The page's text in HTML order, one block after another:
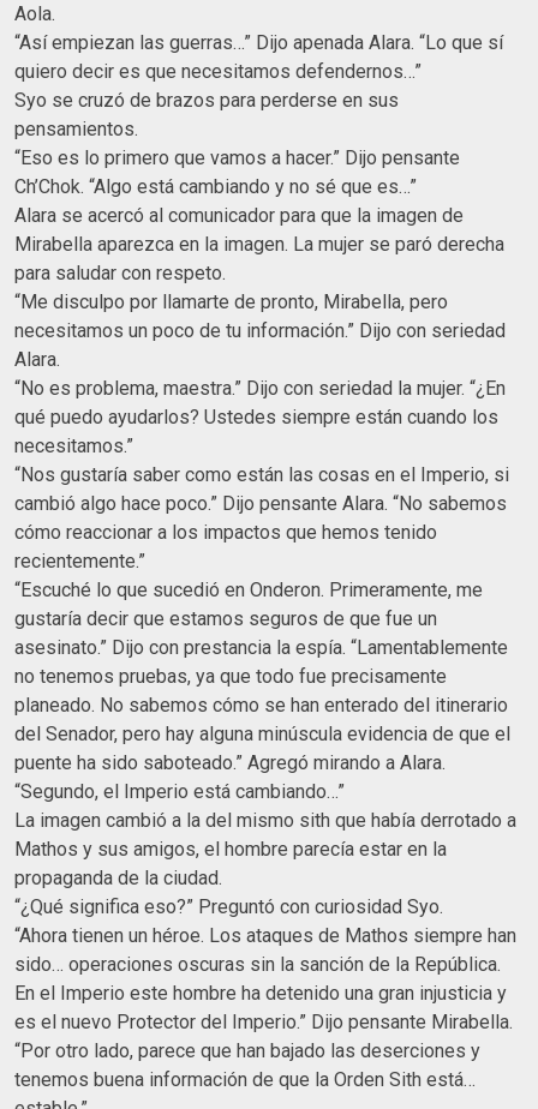
Aola.
“Así empiezan las guerras…” Dijo apenada Alara. “Lo que sí
quiero decir es que necesitamos defendernos…”
Syo se cruzó de brazos para perderse en sus
pensamientos.
“Eso es lo primero que vamos a hacer.” Dijo pensante
Ch’Chok. “Algo está cambiando y no sé que es…”
Alara se acercó al comunicador para que la imagen de
Mirabella aparezca en la imagen. La mujer se paró derecha
para saludar con respeto.
“Me disculpo por llamarte de pronto, Mirabella, pero
necesitamos un poco de tu información.” Dijo con seriedad
Alara.
“No es problema, maestra.” Dijo con seriedad la mujer. “¿En
qué puedo ayudarlos? Ustedes siempre están cuando los
necesitamos.”
“Nos gustaría saber como están las cosas en el Imperio, si
cambió algo hace poco.” Dijo pensante Alara. “No sabemos
cómo reaccionar a los impactos que hemos tenido
recientemente.”
“Escuché lo que sucedió en Onderon. Primeramente, me
gustaría decir que estamos seguros de que fue un
asesinato.” Dijo con prestancia la espía. “Lamentablemente
no tenemos pruebas, ya que todo fue precisamente
planeado. No sabemos cómo se han enterado del itinerario
del Senador, pero hay alguna minúscula evidencia de que el
puente ha sido saboteado.” Agregó mirando a Alara.
“Segundo, el Imperio está cambiando…”
La imagen cambió a la del mismo sith que había derrotado a
Mathos y sus amigos, el hombre parecía estar en la
propaganda de la ciudad.
“¿Qué significa eso?” Preguntó con curiosidad Syo.
“Ahora tienen un héroe. Los ataques de Mathos siempre han
sido… operaciones oscuras sin la sanción de la República.
En el Imperio este hombre ha detenido una gran injusticia y
es el nuevo Protector del Imperio.” Dijo pensante Mirabella.
“Por otro lado, parece que han bajado las deserciones y
tenemos buena información de que la Orden Sith está…